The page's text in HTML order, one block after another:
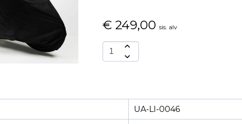
€ 249,00 sis. alv
UA-LI-0046